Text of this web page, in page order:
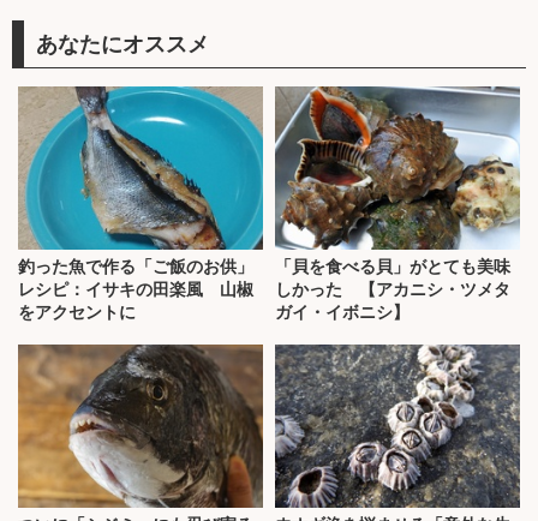
あなたにオススメ
釣った魚で作る「ご飯のお供」
レシピ：イサキの田楽風 山椒
をアクセントに
「貝を食べる貝」がとても美味
しかった 【アカニシ・ツメタ
ガイ・イボニシ】